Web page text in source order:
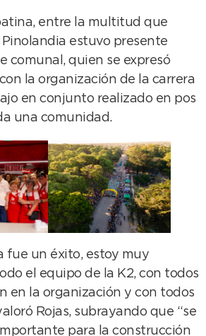
entre la multitud que
Pinolandia estuvo presente
comunal, quien se expresó
la organización de la carrera
en conjunto realizado en pos
una comunidad.
fue un éxito, estoy muy
el equipo de la K2, con todos
en la organización y con todos
Rojas, subrayando que “se
para la construcción